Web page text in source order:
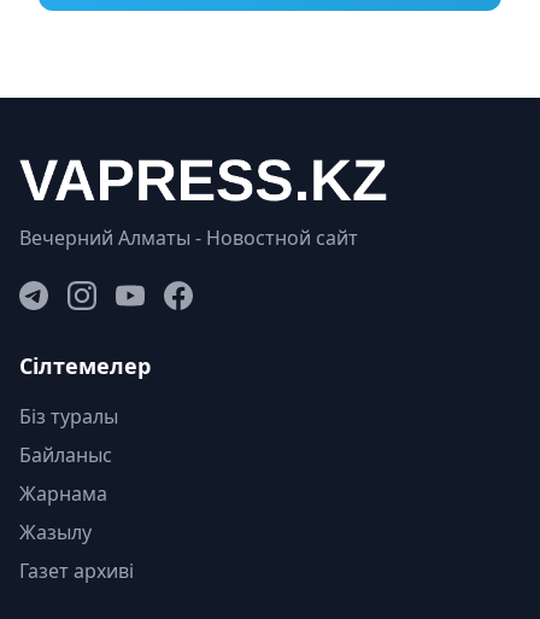
Вечерний Алматы - Новостной сайт
Сілтемелер
Біз туралы
Байланыс
Жарнама
Жазылу
Газет архиві